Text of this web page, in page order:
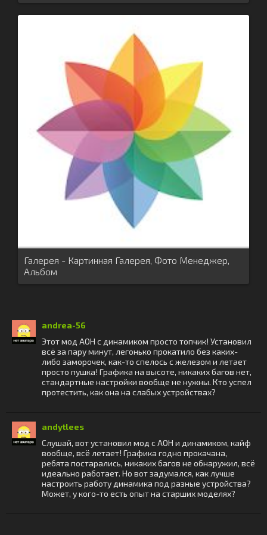
Галерея - Картинная Галерея, Фото Менеджер,
Альбом
andrea-56
Этот мод АОН с динамиком просто топчик! Установил
всё за пару минут, легонько прокатило без каких-
либо заморочек, как-то спелось с железом и летает
просто пушка! Графика на высоте, никаких багов нет,
стандартные настройки вообще не нужны. Кто успел
протестить, как она на слабых устройствах?
andytlees
Слушай, вот установил мод с АОН и динамиком, кайф
вообще, всё летает! Графика годно прокачана,
ребята постарались, никаких багов не обнаружил, всё
идеально работает. Но вот задумался, как лучше
настроить работу динамика под разные устройства?
Может, у кого-то есть опыт на старших моделях?